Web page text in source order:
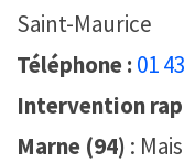
Saint-Maurice
Téléphone : 01
Intervention
Marne (94) :